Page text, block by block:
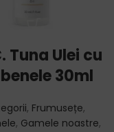
Tuna Ulei cu
30ml
, Frumusețe,
, Gamele noastre,